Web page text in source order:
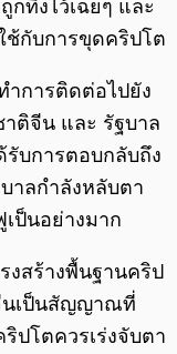
ทิ้งไว้เฉยๆ และ
กับการขุดคริปโต
ำการติดต่อไปยัง
ติจีน และ รัฐบาล
รับการตอบกลับถึง
าลกำลังหลับตา
ป็นอย่างมาก
งสร้างพื้นฐานคริป
นเป็นสัญญาณที่
ปโตควรเร่งจับตา